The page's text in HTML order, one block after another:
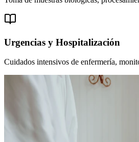
Urgencias y Hospitalización
Cuidados intensivos de enfermería,